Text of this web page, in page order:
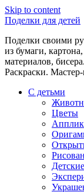
Skip to content
Поделки для детей
Поделки своими
из бумаги,
материалов,
Раскраски.
С детьми
Цветы